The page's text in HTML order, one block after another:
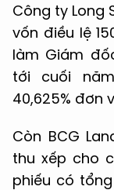
Công ty Long
vốn điều lệ
làm Giám
tới cuối
40,625% đơn
Còn BCG
thu xếp cho
phiếu có